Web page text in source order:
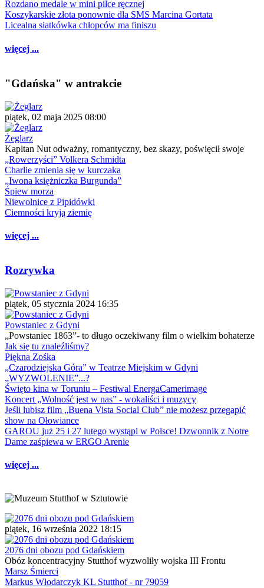
Rozdano medale w mini piłce ręcznej
Koszykarskie złota ponownie dla SMS Marcina Gortata
Licealna siatkówka chłopców ma finiszu
więcej ...
"Gdańska" w antrakcie
piątek, 02 maja 2025 08:00
Żeglarz
Kapitan Nut odważny, romantyczny, bez skazy, poświęcił swoje
„Rowerzyści” Volkera Schmidta
Charlie zmienia się w kurczaka
„Iwona księżniczka Burgunda”
Śpiew morza
Niewolnice z Pipidówki
Ciemności kryją ziemię
więcej ...
Rozrywka
piątek, 05 stycznia 2024 16:35
Powstaniec z Gdyni
„Powstaniec 1863”- to długo oczekiwany film o wielkim bohaterze
Jak się tu znaleźliśmy?
Piękna Zośka
„Czarodziejska Góra” w Teatrze Miejskim w Gdyni
„WYZWOLENIE”...?
Święto kina w Toruniu – Festiwal EnergaCamerimage
Koncert „Wolność jest w nas” - wokaliści i muzycy
Jeśli lubisz film „Buena Vista Social Club” nie możesz przegapić
show na Ołowiance
GAROU już 25 i 27 lutego wystąpi w Polsce! Dzwonnik z Notre
Dame zaśpiewa w ERGO Arenie
więcej ...
piątek, 16 września 2022 18:15
2076 dni obozu pod Gdańskiem
Obóz koncentracyjny Stutthof wyzwoliły wojska III Frontu
Marsz Śmierci
Markus Włodarczyk KL Stutthof - nr 79059